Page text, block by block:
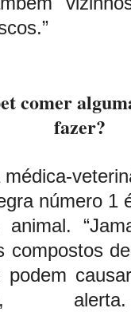
comer
fazer?
médica-
número 1
compostos
podem